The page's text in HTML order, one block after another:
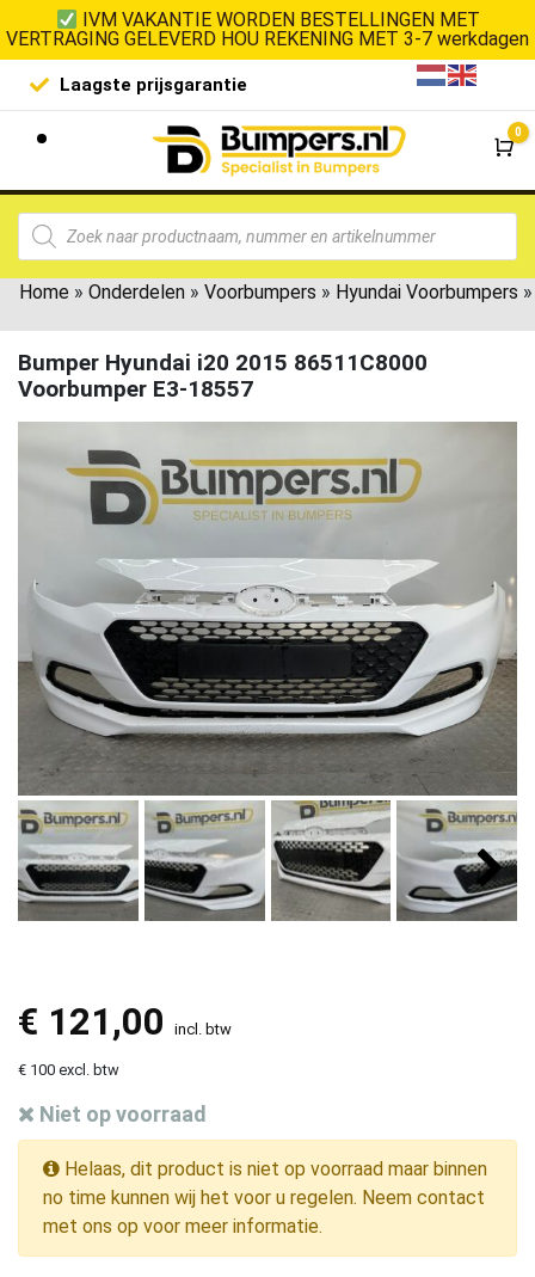
IVM VAKANTIE WORDEN BESTELLINGEN MET
VERTRAGING GELEVERD HOU REKENING MET 3-7 werkdagen
Laagste prijsgarantie De
0
Home » Onderdelen » Voorbumpers » Hyundai Voorbumpers »
Bumper Hyundai i20 2015 86511C8000
Voorbumper E3-18557
€ 121,00 incl. btw
€ 100 excl. btw
Niet op voorraad
Helaas, dit product is niet op voorraad maar binnen
no time kunnen wij het voor u regelen. Neem contact
met ons op voor meer informatie.